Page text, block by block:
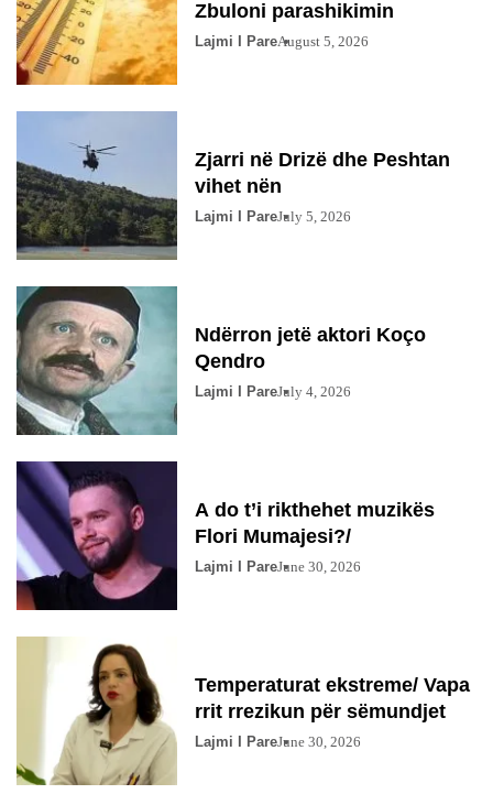
Zbuloni parashikimin
Lajmi I PareAugust 5, 2026
Zjarri në Drizë dhe Peshtan
vihet nën
Lajmi I PareJuly 5, 2026
Ndërron jetë aktori Koço
Qendro
Lajmi I PareJuly 4, 2026
A do t’i rikthehet muzikës
Flori Mumajesi?/
Lajmi I PareJune 30, 2026
Temperaturat ekstreme/ Vapa
rrit rrezikun për sëmundjet
Lajmi I PareJune 30, 2026